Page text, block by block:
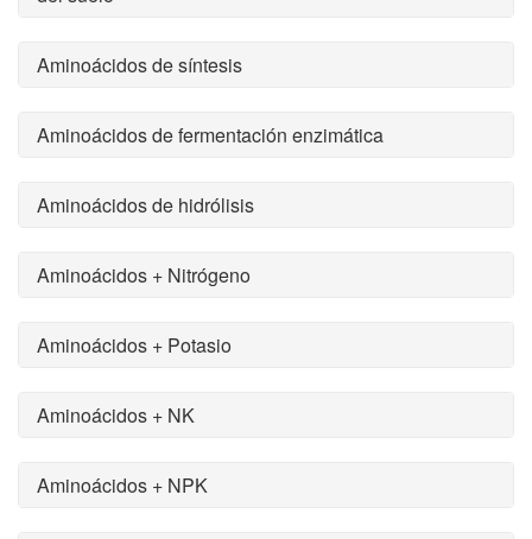
Aminoácidos de síntesis
Aminoácidos de fermentación enzimática
Aminoácidos de hidrólisis
Aminoácidos + Nitrógeno
Aminoácidos + Potasio
Aminoácidos + NK
Aminoácidos + NPK